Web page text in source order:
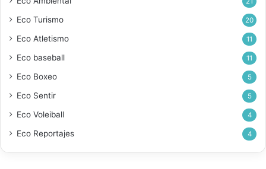
Eco Turismo 20
Eco Atletismo 11
Eco baseball 11
Eco Boxeo 5
Eco Sentir 5
Eco Voleiball 4
Eco Reportajes 4